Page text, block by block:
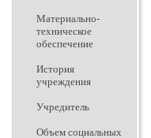
Материально-
техническое
обеспечение
История
учреждения
Учредитель
Объем социальных